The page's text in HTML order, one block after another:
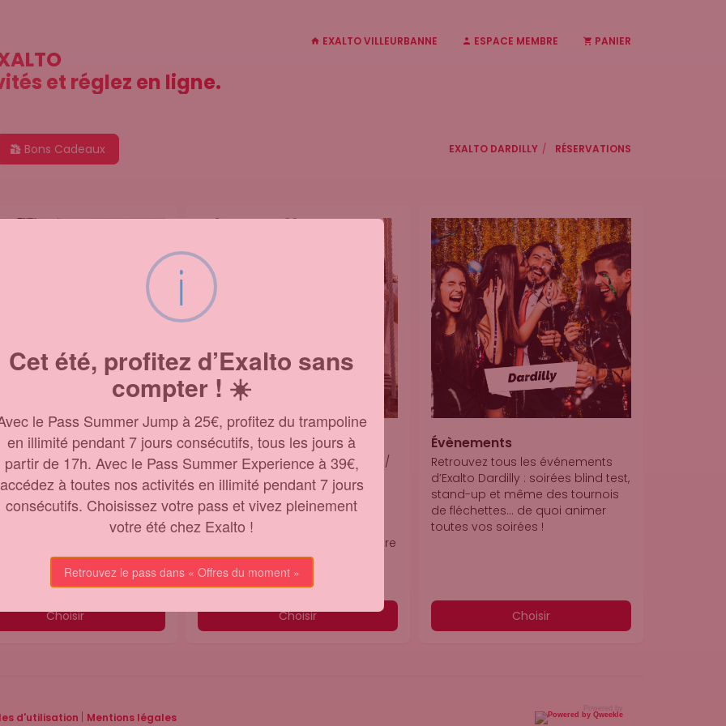
EXALTO VILLEURBANNE ESPACE MEMBRE PANIER
et réglez en ligne.
Bons Cadeaux EXALTO DARDILLY RÉSERVATIONS
leur un anniversaire Exaltant
prise en charge du
et salle dédiée, nous
un pack complet et
afin que vous puissiez
de ce moment dans les
conditions !
Choisir
EVJF-EVG
Vous êtes témoin, ami(e)s, frère /
soeur du ou de la futur(e)
marié(e) ? Réservez votre pack
activités + moment célébration
pour célébrer au mieux
l'enterrement de vie de célibataire
!
Choisir
Évènements
Retrouvez tous les événements
d’Exalto Dardilly : soirées blind test,
stand-up et même des tournois
de fléchettes… de quoi animer
toutes vos soirées !
Choisir
d'utilisation | Mentions légales
i
Cet été, profitez d’Exalto sans
compter ! ☀️
le Pass Summer Jump à 25€, profitez du trampoline
en illimité pendant 7 jours consécutifs, tous les jours à
partir de 17h. Avec le Pass Summer Experience à 39€,
accédez à toutes nos activités en illimité pendant 7 jours
consécutifs. Choisissez votre pass et vivez pleinement
votre été chez Exalto !
Retrouvez le pass dans « Offres du moment »